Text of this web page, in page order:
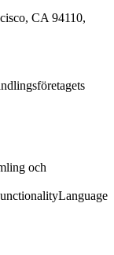
CA 94110,
och
Language